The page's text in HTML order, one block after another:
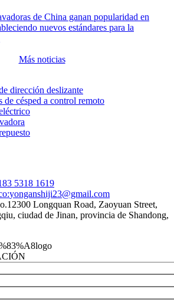
de China ganan popularidad en
nuevos estándares para la
Más noticias
dirección deslizante
de césped a control remoto
5318 1619
yonganshiji23@gmail.com
Longquan Road, Zaoyuan Street,
ciudad de Jinan, provincia de Shandong,